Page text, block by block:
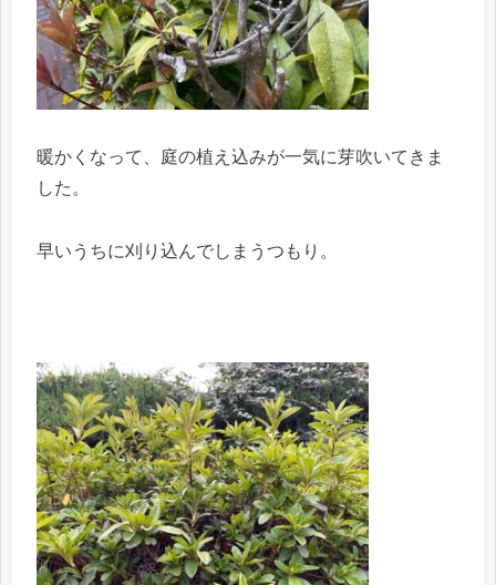
暖かくなって、庭の植え込みが一気に芽吹いてきま
した。
早いうちに刈り込んでしまうつもり。